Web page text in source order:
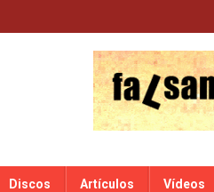
Discos Artículos Vídeos